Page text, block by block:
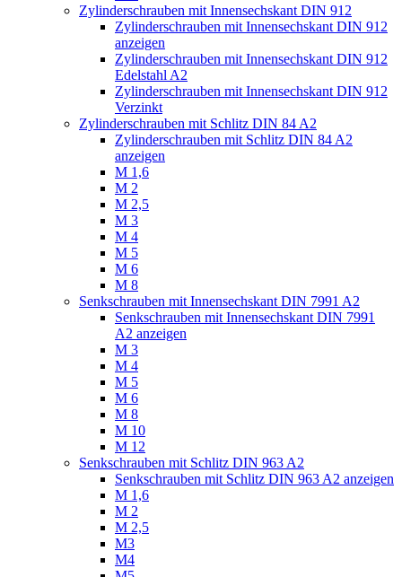
Zylinderschrauben mit Innensechskant DIN 912
Zylinderschrauben mit Innensechskant DIN 912
anzeigen
Zylinderschrauben mit Innensechskant DIN 912
Edelstahl A2
Zylinderschrauben mit Innensechskant DIN 912
Verzinkt
Zylinderschrauben mit Schlitz DIN 84 A2
Zylinderschrauben mit Schlitz DIN 84 A2
anzeigen
M 1,6
M 2
M 2,5
M 3
M 4
M 5
M 6
M 8
Senkschrauben mit Innensechskant DIN 7991 A2
Senkschrauben mit Innensechskant DIN 7991
A2 anzeigen
M 3
M 4
M 5
M 6
M 8
M 10
M 12
Senkschrauben mit Schlitz DIN 963 A2
Senkschrauben mit Schlitz DIN 963 A2 anzeigen
M 1,6
M 2
M 2,5
M3
M4